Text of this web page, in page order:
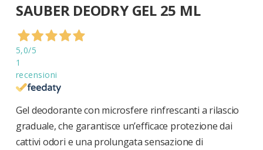
all'inizio
galleria
di
immagini
SAUBER DEODRY GEL 25 ML
5,0/5
1
recensioni
Gel deodorante con microsfere rinfrescanti a rilascio
graduale, che garantisce un’efficace protezione dai
cattivi odori e una prolungata sensazione di